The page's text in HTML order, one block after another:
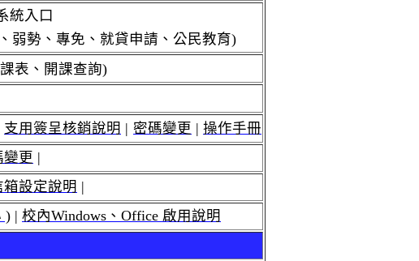
統入口
弱勢、專免、就貸申請、公民教育)
表、開課查詢)
支用簽呈核銷說明 | 密碼變更 | 操作手冊
變更 |
箱設定說明 |
) | 校內Windows、Office 啟用說明